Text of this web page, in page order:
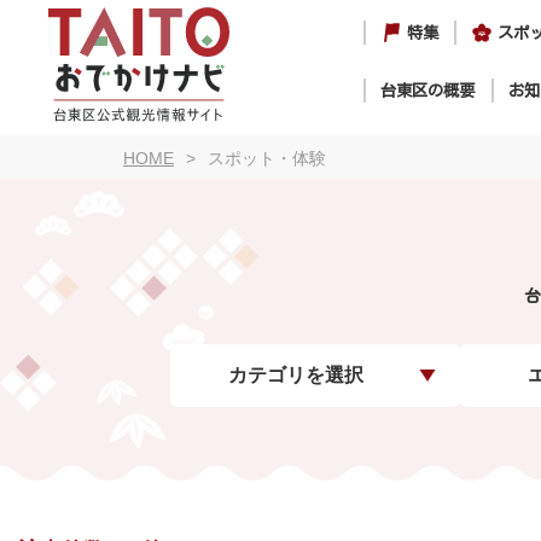
特集 スポ
台東区の概要 お
HOME スポット・体験
カテゴリを選択